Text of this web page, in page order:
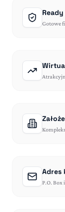
Gotowe
Adres
P.O. Box